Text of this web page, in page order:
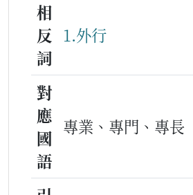
相
反
詞
1.外行
對
應
國
語
專業、專門、專長